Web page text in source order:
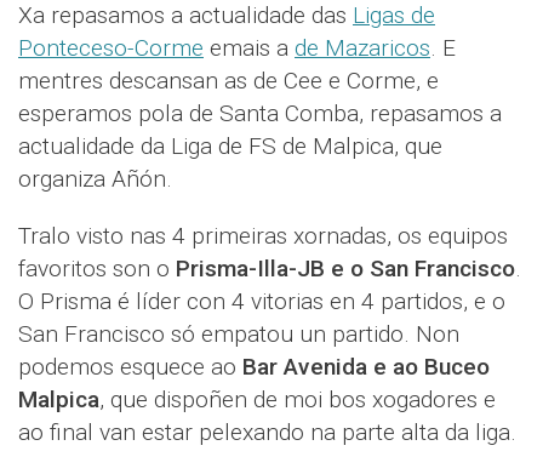
Xa repasamos a actualidade das Ligas de
Ponteceso-Corme emais a de Mazaricos. E
mentres descansan as de Cee e Corme, e
esperamos pola de Santa Comba, repasamos a
actualidade da Liga de FS de Malpica, que
organiza Añón.
Tralo visto nas 4 primeiras xornadas, os equipos
favoritos son o Prisma-Illa-JB e o San Francisco.
O Prisma é líder con 4 vitorias en 4 partidos, e o
San Francisco só empatou un partido. Non
podemos esquece ao Bar Avenida e ao Buceo
Malpica, que dispoñen de moi bos xogadores e
ao final van estar pelexando na parte alta da liga.